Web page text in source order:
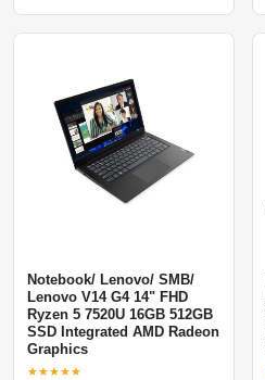
Notebook/ Lenovo/ SMB/
Lenovo V14 G4 14" FHD
Ryzen 5 7520U 16GB 512GB
SSD Integrated AMD Radeon
Graphics
★★★★★